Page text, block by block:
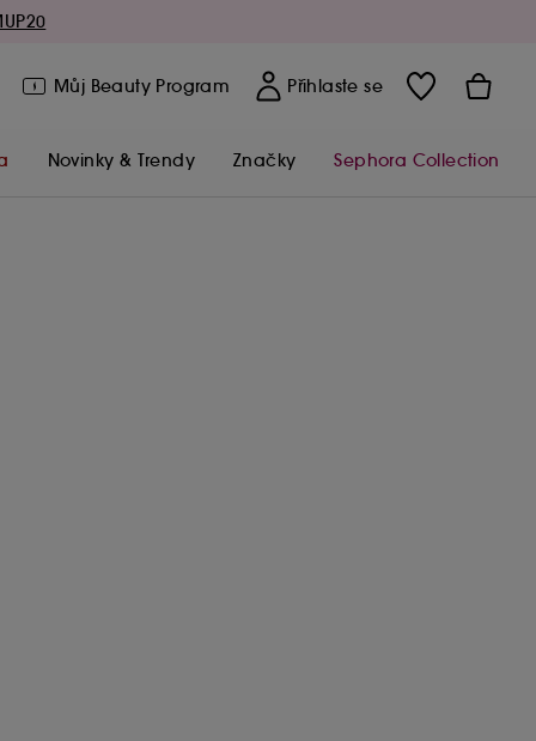
Můj Beauty Program Přihlaste se
Novinky & Trendy Značky Sephora Collection